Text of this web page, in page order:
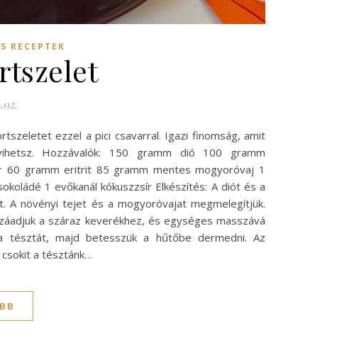
RECEPTEK
ezzel a pici csavarral. Igazi finomság, amit
Hozzávalók: 150 gramm dió 100 gramm
60 gramm eritrit 85 gramm mentes mogyoróvaj 1
1 evőkanál kókuszzsír Elkészítés: A diót és a
A növényi tejet és a mogyoróvajat megmelegítjük.
a száraz keverékhez, és egységes masszává
tésztát, majd betesszük a hűtőbe dermedni. Az
a tésztánk…